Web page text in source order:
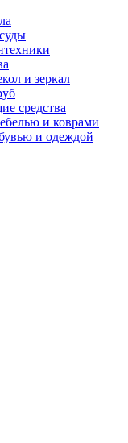
и зеркал
средства
и коврами
и одеждой